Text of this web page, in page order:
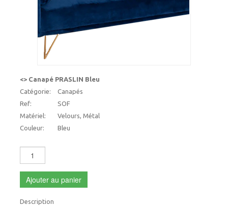
<> Canapé PRASLIN Bleu
Catégorie:
Canapés
Ref:
SOF
Matériel:
Velours, Métal
Couleur:
Bleu
Ajouter au panier
Description